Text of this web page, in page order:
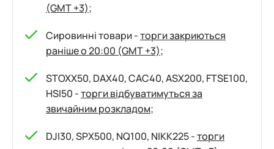
(GMT +3);
Сировинні товари -торги закриються
раніше о 20:00 (GMT +3);
STOXX50, DAX40, CAC40, ASX200, FTSE100,
HSI50 -торги відбуватимуться за
звичайним розкладом;
DJI30, SPX500, NQ100, NIKK225 -торги